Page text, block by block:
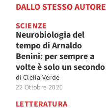
DALLO STESSO AUTORE
SCIENZE
Neurobiologia del
tempo di Arnaldo
Benini: per sempre a
volte è solo un secondo
di Clelia Verde
22 Ottobre 2020
LETTERATURA